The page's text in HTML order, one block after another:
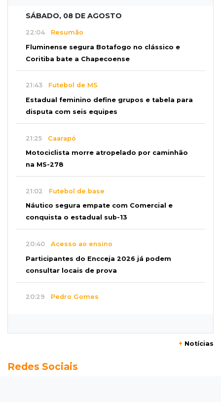
SÁBADO, 08 DE AGOSTO
22:04 Resumão
Fluminense segura Botafogo no clássico e
Coritiba bate a Chapecoense
21:43 Futebol de MS
Estadual feminino define grupos e tabela para
disputa com seis equipes
21:25 Caarapó
Motociclista morre atropelado por caminhão
na MS-278
21:02 Futebol de base
Náutico segura empate com Comercial e
conquista o estadual sub-13
20:40 Acesso ao ensino
Participantes do Encceja 2026 já podem
consultar locais de prova
20:29 Pedro Gomes
Pantanal treina em Goiânia antes de jogo que
+ Notícias
Redes Sociais